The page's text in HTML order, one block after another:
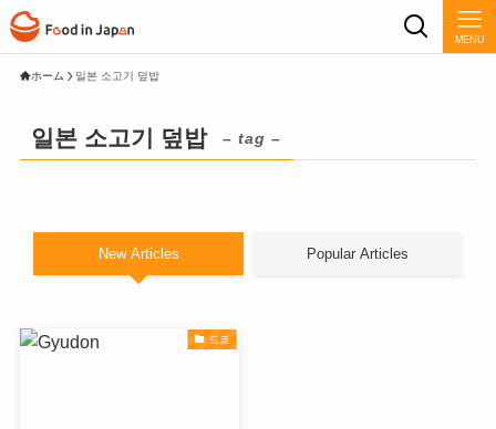
MENU
ホーム 일본 소고기 덮밥
일본 소고기 덮밥 – tag –
New Articles Popular Articles
도쿄